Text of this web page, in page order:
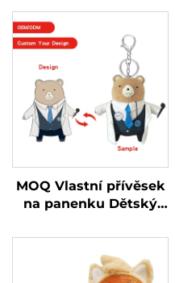
MOQ Vlastní přívěsek
na panenku Dětský
Ošklivé logo vlastní
plyšová hračka
Keychain